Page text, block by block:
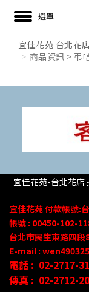
宜佳花苑 台北花
商品資訊 > 弔
宜佳花苑-台北花店
宜佳花苑付款帳號:
帳號 : 00450-102-
台北市民生東路四段
E-mail :
電話 : 02-2717-
傳真 : 02-2712-